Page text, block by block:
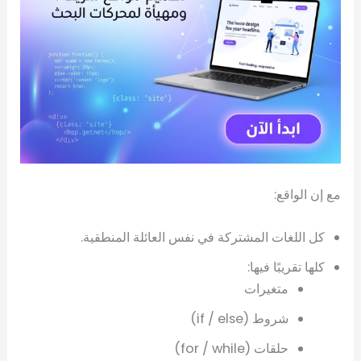
مع إن الواقع:
كل اللغات المشتركة في نفس العائلة المنطقية.
كلها تقريبًا فيها:
متغيرات
شروط (if / else)
حلقات (for / while)